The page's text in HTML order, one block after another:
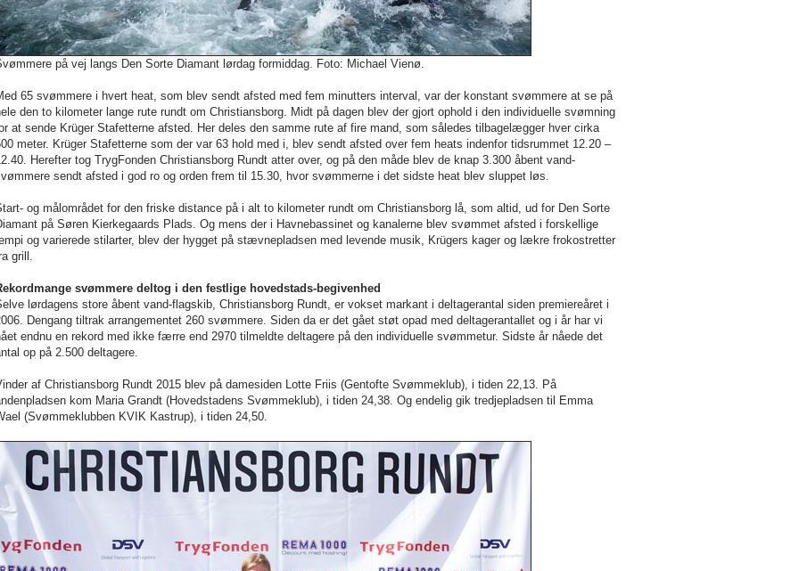
på vej langs Den Sorte Diamant lørdag formiddag. Foto: Michael Vienø.
65 svømmere i hvert heat, som blev sendt afsted med fem minutters interval, var der konstant svømmere at se på
den to kilometer lange rute rundt om Christiansborg. Midt på dagen blev der gjort ophold i den individuelle svømning
at sende Krüger Stafetterne afsted. Her deles den samme rute af fire mand, som således tilbagelægger hver cirka
meter. Krüger Stafetterne som der var 63 hold med i, blev sendt afsted over fem heats indenfor tidsrummet 12.20 –
Herefter tog TrygFonden Christiansborg Rundt atter over, og på den måde blev de knap 3.300 åbent vand-
sendt afsted i god ro og orden frem til 15.30, hvor svømmerne i det sidste heat blev sluppet løs.
og målområdet for den friske distance på i alt to kilometer rundt om Christiansborg lå, som altid, ud for Den Sorte
på Søren Kierkegaards Plads. Og mens der i Havnebassinet og kanalerne blev svømmet afsted i forskellige
og varierede stilarter, blev der hygget på stævnepladsen med levende musik, Krügers kager og lækre frokostretter
grill.
svømmere deltog i den festlige hovedstads-begivenhed
lørdagens store åbent vand-flagskib, Christiansborg Rundt, er vokset markant i deltagerantal siden premiereåret i
Dengang tiltrak arrangementet 260 svømmere. Siden da er det gået støt opad med deltagerantallet og i år har vi
endnu en rekord med ikke færre end 2970 tilmeldte deltagere på den individuelle svømmetur. Sidste år nåede det
op på 2.500 deltagere.
af Christiansborg Rundt 2015 blev på damesiden Lotte Friis (Gentofte Svømmeklub), i tiden 22,13. På
kom Maria Grandt (Hovedstadens Svømmeklub), i tiden 24,38. Og endelig gik tredjepladsen til Emma
(Svømmeklubben KVIK Kastrup), i tiden 24,50.